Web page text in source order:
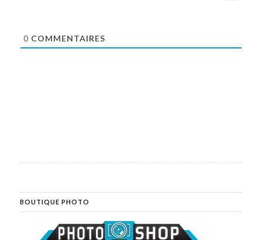
0 COMMENTAIRES
BOUTIQUE PHOTO